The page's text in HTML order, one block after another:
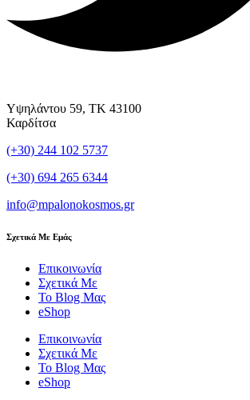
Υψηλάντου 59, ΤΚ 43100
Καρδίτσα
(+30) 244 102 5737
(+30) 694 265 6344
info@mpalonokosmos.gr
Σχετικά Με Εμάς
Επικοινωνία
Σχετικά Με
Το Blog Μας
eShop
Επικοινωνία
Σχετικά Με
Το Blog Μας
eShop